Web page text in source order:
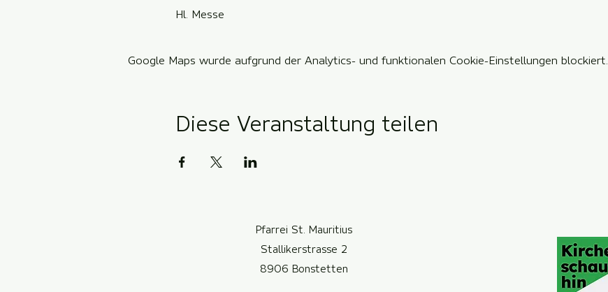
Hl. Messe
Google Maps wurde aufgrund der Analytics- und funktionalen Cookie-Einstellungen blockiert.
Diese Veranstaltung teilen
Pfarrei St. Mauritius
Stallikerstrasse 2
8906 Bonstetten